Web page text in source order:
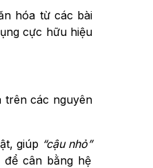
hóa từ các bài
cực hữu hiệu
trên các nguyên
giúp “cậu nhỏ”
để cân bằng hệ